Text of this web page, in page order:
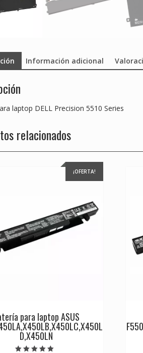
Información adicional
laptop DELL Precision 5510 Series
relacionados
¡OFERTA!
para laptop ASUS
D,X450LN